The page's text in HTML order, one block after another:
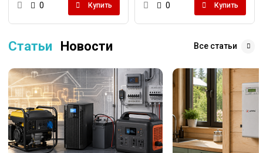
0 Купить 0 Купить
Статьи Новости Все статьи